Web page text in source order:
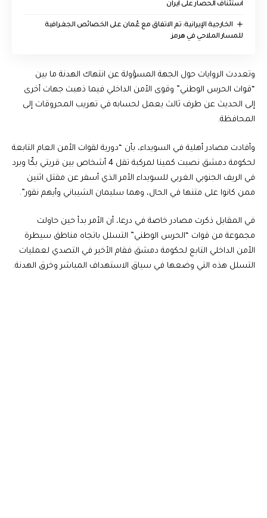
استئناف الحصار على ايران
‏الخارجية الإيرانية: تم الاتفاق مع عُمان على الخصائص الجغرافية
للمسار الملاحي في هرمز
وتعددت الروايات حول الجهة المسؤولة عن انتهاك الهدنة ما بين
“قوات الحرس الوطني” وقوى الأمن الداخلي فيما ذهبت جهات أخرى
إلى الحديث عن طرف ثالث يعمل لحسابه في تهريب المحروقات إلى
المحافظة.
وأفادت مصادر أهلية في السويداء، بأن “دورية لقوات الأمن العام التابعة
لحكومة دمشق نصبت كمينا لمركبة تقل 4 أشخاص بين قريتي بكّا وبرد
في الريف الجنوبي الغربي للسويداء الأمر الذي أسفر عن مقتل اثنين
ممن كانوا على متنها في الحال، وهما سليمان الشيباني وأيهم نقور”.
في المقابل ذكرت مصادر خاصة في درعا، أن الأمر بدأ حين حاولت
مجموعة من قوات “الحرس الوطني” التسلل باتجاه مناطق سيطرة
الأمن الداخلي التابع لحكومة دمشق فقام الأخير في التصدي لعمليات
التسلل هذه التي وضعها في سياق الاستهداف المباشر وخرق الهدنة.